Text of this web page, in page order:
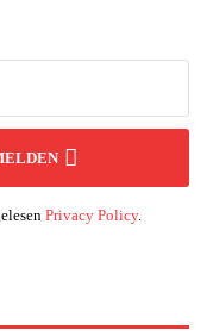
Privacy Policy.